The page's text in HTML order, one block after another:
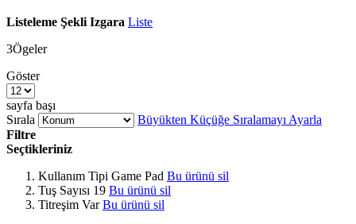
Listeleme Şekli Izgara Liste
3Ögeler
Göster
sayfa başı
Sırala
Büyükten Küçüğe Sıralamayı Ayarla
Filtre
Seçtikleriniz
Kullanım Tipi Game Pad Bu ürünü sil
Tuş Sayısı 19 Bu ürünü sil
Titreşim Var Bu ürünü sil